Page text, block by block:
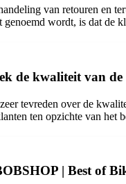
van retouren en
wordt, is dat de
de kwaliteit van
tevreden over de
ten opzichte van het
| Best of